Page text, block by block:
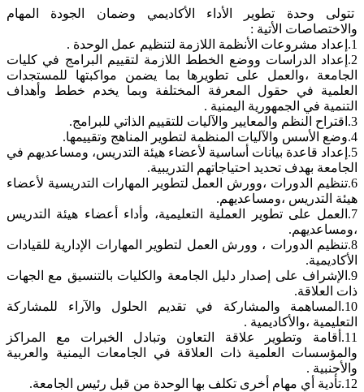
تتولى وحدة تطوير الأداء الأكاديمي وضمان الجودة المهام
والاختصاصات الأتية :
1.إعداد مشروعات الأنظمة اللازمة لتنظيم عمل الوحدة .
2.إعداد الدراسات ووضع الخطط اللازمة لتقييم البرامج في كليات
الجامعة ،والعمل على تطويرها بما يضمن مواكبتها للمستجدات
العلمية في حقول المعرفة المختلفة وبما يخدم خطط وأهداف
التنمية في الجمهورية اليمنية .
3.اقتراح النظم والمعايير والآليات للتقييم الذاتي للبرامج.
4.وضع الأسس والآليات المنظمة لتطوير المناهج وتقييمها.
5.إعداد قاعدة بيانات أساسية لأعضاء هيئة التدريس، ومساعديهم في
الجامعة بهدف تحديد احتياجاتهم التدريبية.
6.تنظيم الدورات ،وورش العمل لتطوير المهارات التدريسية لأعضاء
هيئة التدريس ،ومساعديهم.
7.العمل على تطوير العملية التعليمية، وأداء أعضاء هيئة التدريس
،ومساعديهم.
8.تنظيم الدورات ، وورش العمل لتطوير المهارات الإدارية للقيادات
الأكاديمية.
9.الإشراف على إصدار دليل الجامعة والكليات بالتنسيق مع الجهات
ذات العلاقة.
10.المساهمة والمشاركة في تقديم الحلول والآراء للمشاركة
التعليمية ،والأكاديمية .
11.أقامة وتطوير علاقة التعاون وتبادل الخبرات مع المراكز
والمؤسسات العلمية ذات العلاقة في الجامعات اليمنية والعربية
والأجنبية .
12.تأدية أي مهام أخرى تكلف بها الوحدة من قبل رئيس الجامعة.